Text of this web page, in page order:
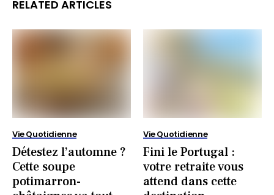
RELATED ARTICLES
Vie Quotidienne
Détestez l’automne ?
Cette soupe
potimarron-
Vie Quotidienne
Fini le Portugal :
votre retraite vous
attend dans cette